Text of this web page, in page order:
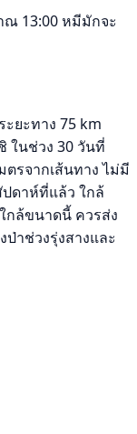
ณ 13:00 หมีมักจะ
ะยะทาง 75 km
ในช่วง 30 วันที่
รจากเส้นทาง ไม่มี
ดาห์ที่แล้ว ใกล้
กล้ขนาดนี้ ควรส่ง
ป่าช่วงรุ่งสางและ